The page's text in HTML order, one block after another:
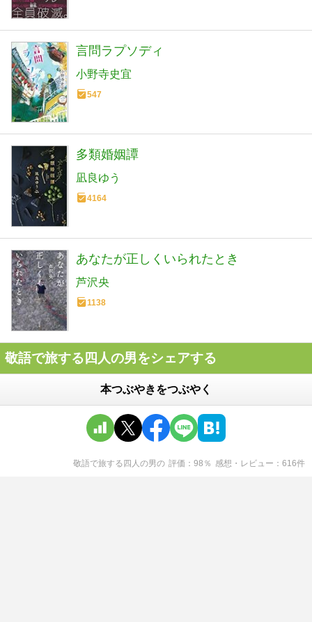
言問ラプソディ
小野寺史宜
547
多類婚姻譚
凪良ゆう
4164
あなたが正しくいられたとき
芦沢央
1138
敬語で旅する四人の男をシェアする
本つぶやきをつぶやく
敬語で旅する四人の男の 評価 98 ％ 感想・レビュー 616件